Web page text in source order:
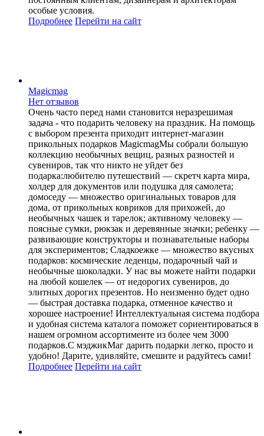
особые условия.
Подробнее Перейти на сайт
Magicmag
Нет отзывов
Очень часто перед нами становится неразрешимая
задача - что подарить человеку на праздник. На помощь
с выбором презента приходит интернет-магазин
прикольных подарков MagicmagМы собрали большую
коллекцию необычных вещиц, разных разностей и
сувениров, так что никто не уйдет без
подарка:любителю путешествий — скретч карта мира,
холдер для документов или подушка для самолета;
домоседу — множество оригинальных товаров для
дома, от прикольных ковриков для прихожей, до
необычных чашек и тарелок; активному человеку —
поясные сумки, рюкзак и деревянные значки; ребенку —
развивающие конструкторы и познавательные наборы
для экспериментов; Сладкоежке — множество вкусных
подарков: космические леденцы, подарочный чай и
необычные шоколадки. У нас вы можете найти подарки
на любой кошелек — от недорогих сувениров, до
элитных дорогих презентов. Но неизменно будет одно
— быстрая доставка подарка, отменное качество и
хорошее настроение! Интеллектуальная система подбора
и удобная система каталога поможет сориентироваться в
нашем огромном ассортименте из более чем 3000
подарков.С мэджикМаг дарить подарки легко, просто и
удобно! Дарите, удивляйте, смешите и радуйтесь сами!
Подробнее Перейти на сайт